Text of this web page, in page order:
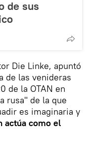
de sus
Die Linke, apuntó
de las venideras
de la OTAN en
rusa" de la que
es imaginaria y
actúa como el